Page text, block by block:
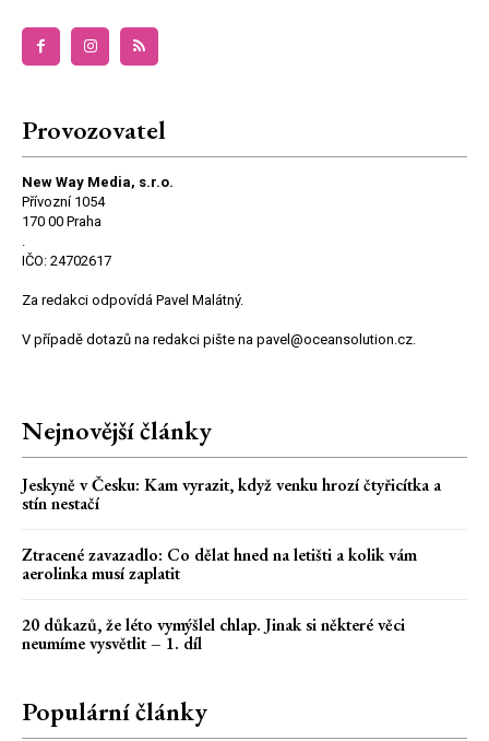
Provozovatel
New Way Media, s.r.o.
Přívozní 1054
170 00 Praha
.
IČO: 24702617
Za redakci odpovídá Pavel Malátný.
V případě dotazů na redakci pište na pavel@oceansolution.cz.
Nejnovější články
Jeskyně v Česku: Kam vyrazit, když venku hrozí čtyřicítka a
stín nestačí
Ztracené zavazadlo: Co dělat hned na letišti a kolik vám
aerolinka musí zaplatit
20 důkazů, že léto vymýšlel chlap. Jinak si některé věci
neumíme vysvětlit – 1. díl
Populární články